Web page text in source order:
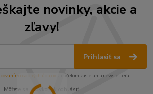
novinky, akcie a
zľavy!
Prihlásiť sa
osobných údajov za účelom zasielania newslettera.
Môžete sa kedykoľvek odhlásiť.